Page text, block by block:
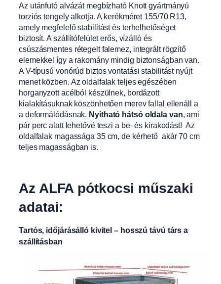
Az utánfutó alvázát megbízható Knott gyártmányú
torziós tengely alkotja. A kerékméret 155/70 R13,
amely megfelelő stabilitást és terhelhetőséget
biztosít. A szállítófelület erős, vízálló és
csúszásmentes rétegelt falemez, integrált rögzítő
elemekkel így a rakomány mindig biztonságban van.
A V-típusú vonórúd biztos vontatási stabilitást nyújt
menet közben. Az oldalfalak teljes egészében
horganyzott acélból készülnek, bordázott
kialakításuknak köszönhetően merev fallal ellenáll a
a deformálódásnak. Nyitható hátsó oldala van, ami
pár perc alatt lehetővé teszi a be- és kirakodást! Az
oldalfalak magassága 35 cm, de kérhető akár 70 cm
teljes magasságban is.
Az ALFA pótkocsi műszaki
adatai:
Tartós, időjárásálló kivitel – hosszú távú társ a
szállításban